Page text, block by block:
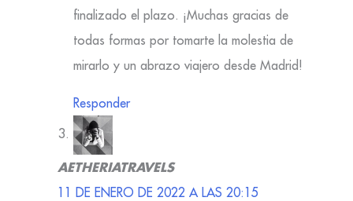
finalizado el plazo. ¡Muchas gracias de
todas formas por tomarte la molestia de
mirarlo y un abrazo viajero desde Madrid!
Responder
AETHERIATRAVELS
11 DE ENERO DE 2022 A LAS 20:15